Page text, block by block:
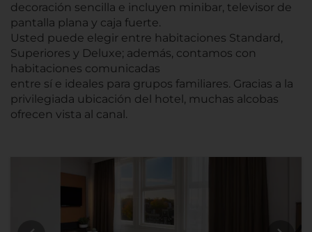
decoración sencilla e incluyen minibar, televisor de
pantalla plana y caja fuerte.
Usted puede elegir entre habitaciones Standard,
Superiores y Deluxe; además, contamos con
habitaciones comunicadas
entre sí e ideales para grupos familiares. Gracias a la
privilegiada ubicación del hotel, muchas alcobas
ofrecen vista al canal.